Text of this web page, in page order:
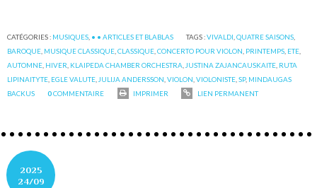
CATÉGORIES : MUSIQUES • • ARTICLES ET BLABLAS TAGS :VIVALDI ,QUATRE SAISONS
BAROQUE MUSIQUE CLASSIQUE ,CLASSIQUE ,CONCERTO POUR VIOLON PRINTEMPS ETE
AUTOMNE HIVER KLAIPEDA CHAMBER ORCHESTRA JUSTINA ZAJANCAUSKAITE RUTA
LIPINAITYTE EGLE VALUTE JULIJA ANDERSSON ,VIOLON ,VIOLONISTE ,SP, MINDAUGAS
BACKUS
0COMMENTAIRE IMPRIMER LIEN PERMANENT
2025
24/09